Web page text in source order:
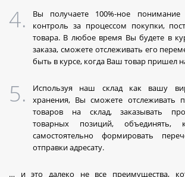
Вы получаете 100%-ное
контроль за процессом покупки,
товара. В любое время Вы будете в
заказа, сможете отслеживать его
быть в курсе, когда Ваш товар пришел
Используя наш склад как вашу
хранения, Вы сможете отслеживать
товаров на склад, заказывать
товарных позиций, объединять,
самостоятельно формировать
отправки адресату.
… и это далеко не все преимущества,